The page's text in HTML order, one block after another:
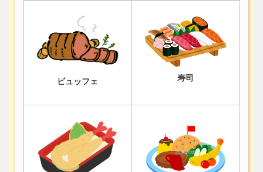
ビュッフェ 寿司